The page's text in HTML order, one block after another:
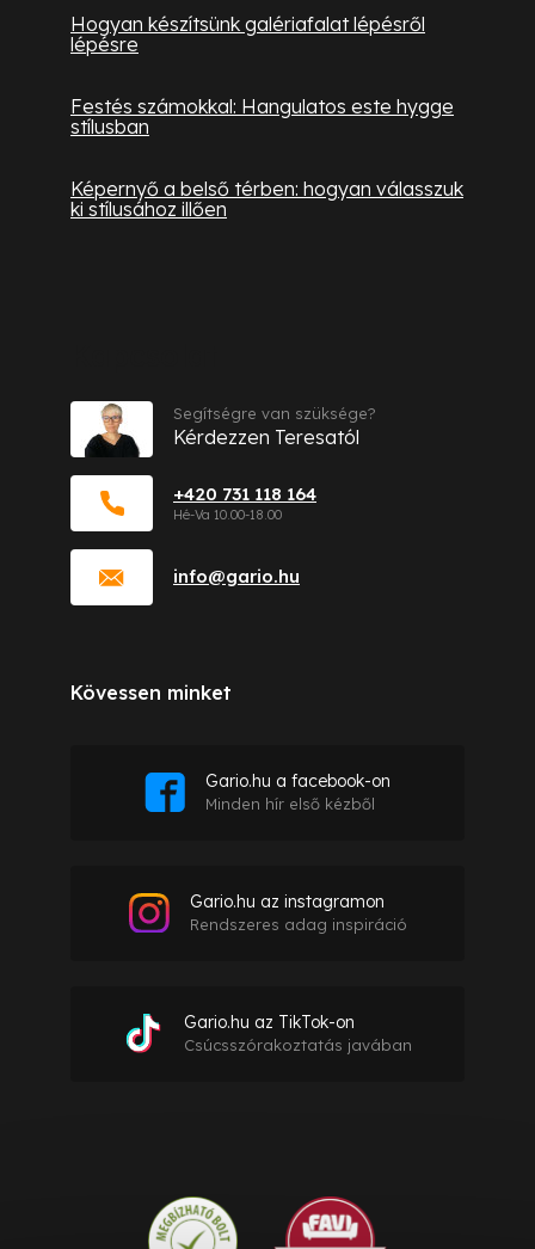
Hogyan készítsünk galériafalat lépésről
lépésre
Festés számokkal: Hangulatos este hygge
stílusban
Képernyő a belső térben: hogyan válasszuk
ki stílusához illően
info@gario.hu
+420 731 118 164
Segítségre van szüksége?
Kérdezzen Teresatól
Kövessen minket
Gario.hu a facebook-on
Minden hír első kézből
Gario.hu az instagramon
Rendszeres adag inspiráció
Gario.hu az TikTok-on
Csúcsszórakoztatás javában